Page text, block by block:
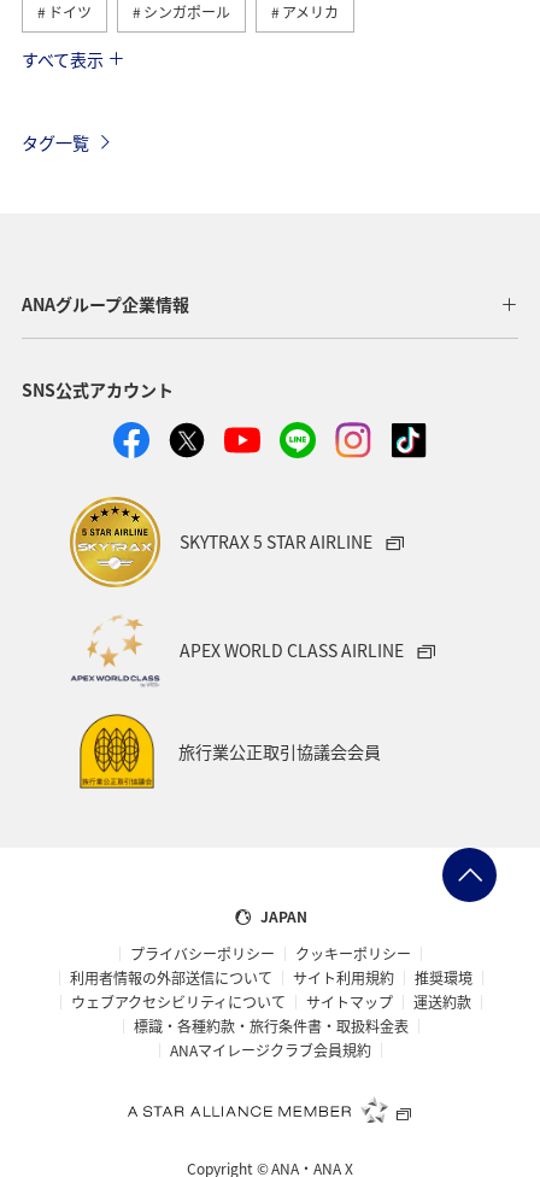
ドイツ シンガポール アメリカ
フランス
すべて表示
タグ一覧
ANAグループ企業情報
SNS公式アカウント
SKYTRAX 5 STAR AIRLINE
APEX WORLD CLASS AIRLINE
旅行業公正取引協議会会員
JAPAN
プライバシーポリシー
クッキーポリシー
利用者情報の外部送信について
サイト利用規約
推奨環境
ウェブアクセシビリティについて
サイトマップ
運送約款
標識・各種約款・旅行条件書・取扱料金表
ANAマイレージクラブ会員規約
Copyright ©ANA・ANA X